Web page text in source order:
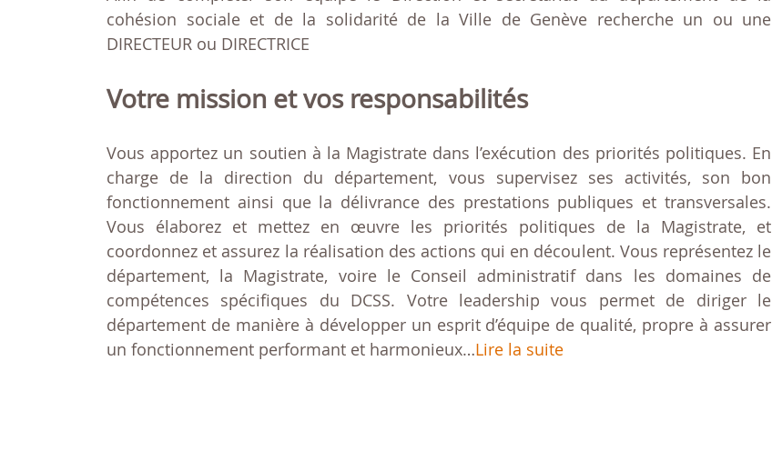
cohésion sociale et de la solidarité de la Ville de Genève recherche un ou une
DIRECTEUR ou DIRECTRICE
Votre mission et vos responsabilités
Vous apportez un soutien à la Magistrate dans l’exécution des priorités politiques. En
charge de la direction du département, vous supervisez ses activités, son bon
fonctionnement ainsi que la délivrance des prestations publiques et transversales.
Vous élaborez et mettez en œuvre les priorités politiques de la Magistrate, et
coordonnez et assurez la réalisation des actions qui en découlent. Vous représentez le
département, la Magistrate, voire le Conseil administratif dans les domaines de
compétences spécifiques du DCSS. Votre leadership vous permet de diriger le
département de manière à développer un esprit d’équipe de qualité, propre à assurer
un fonctionnement performant et harmonieux…Lire la suite